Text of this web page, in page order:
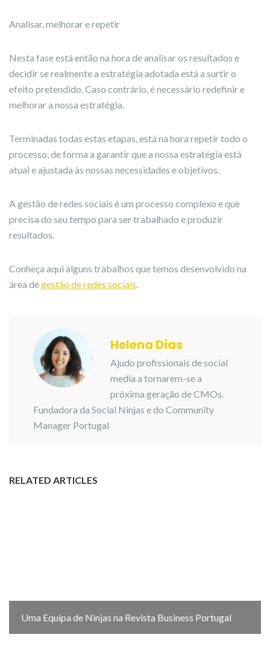
Analisar, melhorar e repetir
Nesta fase está então na hora de analisar os resultados e
decidir se realmente a estratégia adotada está a surtir o
efeito pretendido. Caso contrário, é necessário redefinir e
melhorar a nossa estratégia.
Terminadas todas estas etapas, está na hora repetir todo o
processo, de forma a garantir que a nossa estratégia está
atual e ajustada às nossas necessidades e objetivos.
A gestão de redes sociais é um processo complexo e que
precisa do seu tempo para ser trabalhado e produzir
resultados.
Conheça aqui alguns trabalhos que temos desenvolvido na
área degestão de redes sociais.
Helena Dias
Ajudo profissionais de social
media a tornarem-se a
próxima geração de CMOs.
Fundadora da Social Ninjas e do Community
Manager Portugal
RELATED ARTICLES
Uma Equipa de Ninjas na Revista Business Portugal